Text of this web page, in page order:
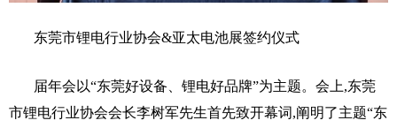
东莞市锂电行业协会&亚太电池展签约仪式
届年会以“东莞好设备、锂电好品牌”为主题。会上,东莞
市锂电行业协会会长李树军先生首先致开幕词,阐明了主题“东